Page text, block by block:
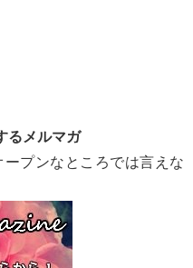
るメルマガ
ープンなところでは言えな